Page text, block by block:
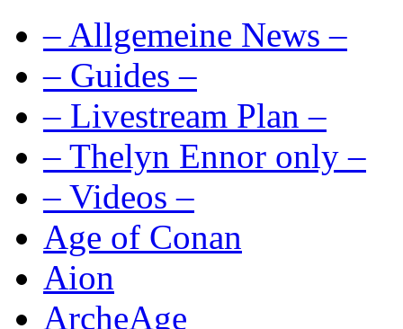
– Allgemeine News –
– Guides –
– Livestream Plan –
– Thelyn Ennor only –
– Videos –
Age of Conan
Aion
ArcheAge